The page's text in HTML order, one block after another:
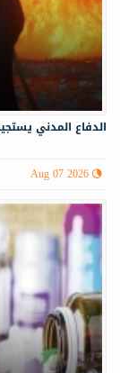
الدفاع المدني يستجيب لـ130 حريقا وحادث سير في
Aug 07 2026